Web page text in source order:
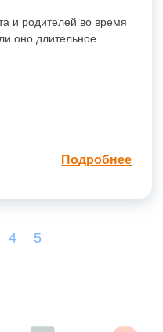
и родителей во время
оно длительное.
Подробнее
4 5